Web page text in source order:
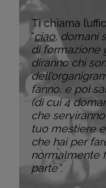
Ti chiama
“ciao, domani
di formazione
diranno chi
fanno, e poi
(di cui 4
che
tuo mestiere
che hai per
normalmente
parte”.